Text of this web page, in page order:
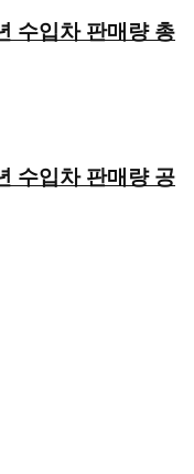
수입차 판매량 총
수입차 판매량 공